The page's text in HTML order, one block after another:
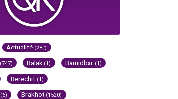
Actualité (287)
(747) Balak (1) Bamidbar (1)
Berechit (1)
(6) Brakhot (1520)